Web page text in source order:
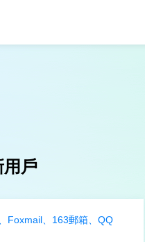
用戶
Foxmail、163郵箱、QQ